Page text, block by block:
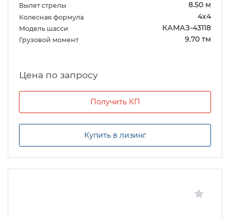
Вылет стрелы 8.50 м
Колесная формула 4х4
Модель шасси КАМАЗ-43118
Грузовой момент 9.70 тм
Цена по запросу
Получить КП
Купить в лизинг